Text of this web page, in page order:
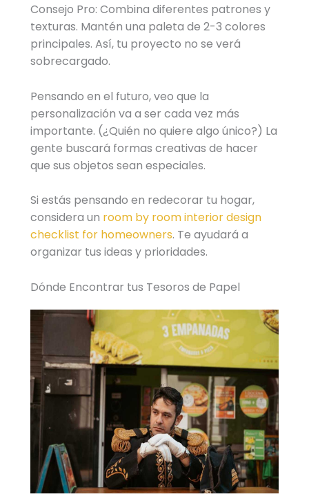
Consejo Pro: Combina diferentes patrones y
texturas. Mantén una paleta de 2-3 colores
principales. Así, tu proyecto no se verá
sobrecargado.
Pensando en el futuro, veo que la
personalización va a ser cada vez más
importante. (¿Quién no quiere algo único?) La
gente buscará formas creativas de hacer
que sus objetos sean especiales.
Si estás pensando en redecorar tu hogar,
considera un room by room interior design
checklist for homeowners. Te ayudará a
organizar tus ideas y prioridades.
Dónde Encontrar tus Tesoros de Papel